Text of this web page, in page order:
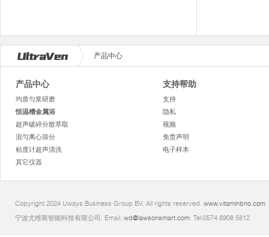
产品中心
产品中心
均质匀浆研磨
恒温槽金属浴
超声破碎分散萃取
混匀离心筛分
粘度计超声清洗
其它仪器
支持帮助
支持
隐私
视频
免责声明
电子样本
Copyright 2024 Uways Business Group BV. All rights reserved. www.vitaminbno.com
宁波尤维斯智能科技有限公司. Email: wd@lawsonsmart.com. Tel:0574 8908 5812